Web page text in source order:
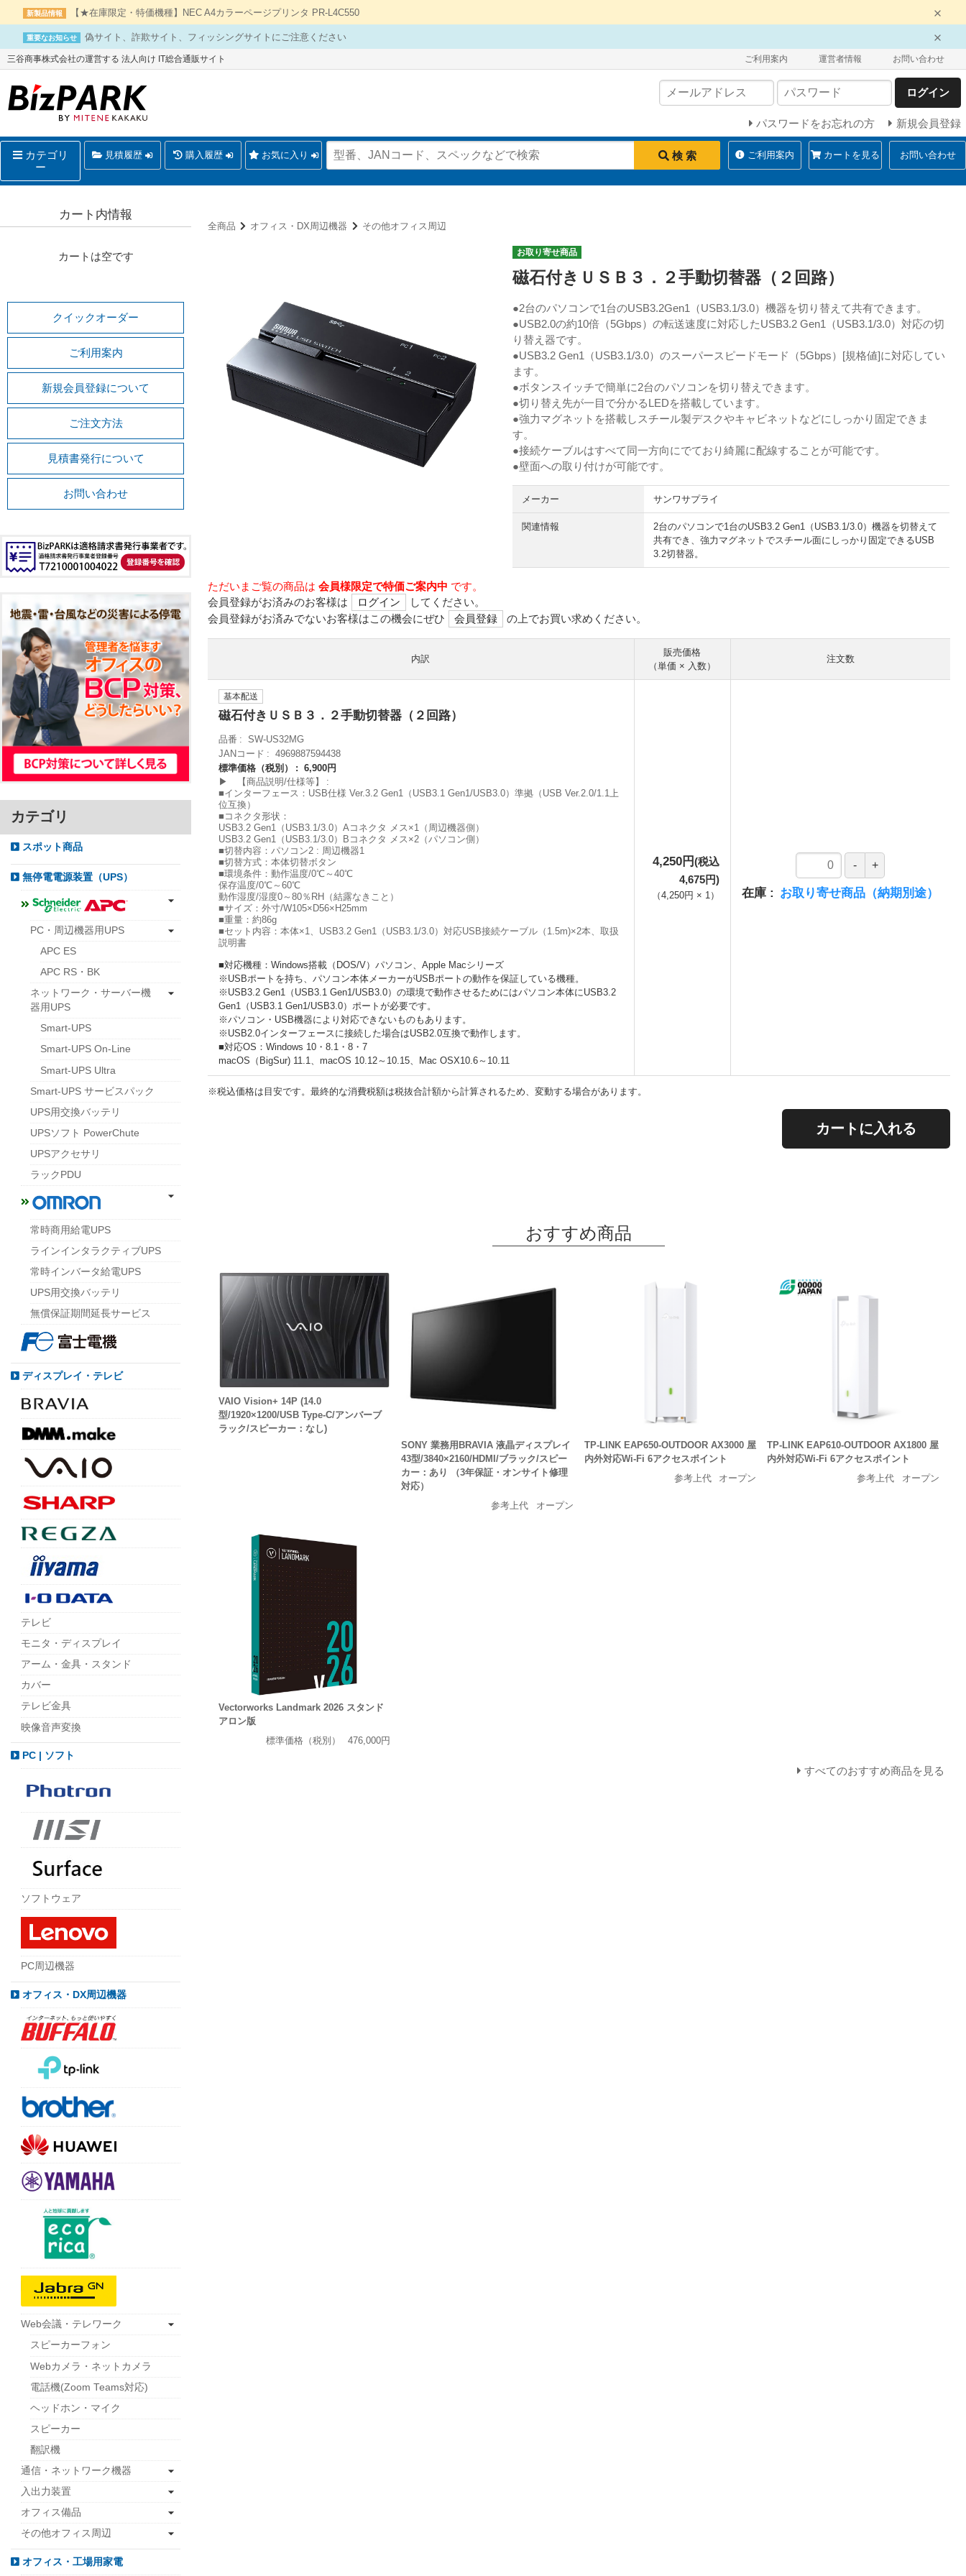
新製品情報 【★在庫限定・特価機種】NEC A4カラーページプリンタ PR-L4C550
重要なお知らせ 偽サイト、詐欺サイト、フィッシングサイトにご注意ください
三谷商事株式会社の運営する 法人向け IT総合通販サイト ご利用案内 運営者情報 お問い合わせ
ログイン
パスワードをお忘れの方 新規会員登録
カテゴリ
ー
見積履歴 購入履歴 お気に入り 検 索 ご利用案内 カートを見る お問い合わせ
全商品 オフィス・DX周辺機器 その他オフィス周辺
お取り寄せ商品
磁石付きＵＳＢ３．２手動切替器（２回路）
●2台のパソコンで1台のUSB3.2Gen1（USB3.1/3.0）機器を切り替えて共有できます。
●USB2.0の約10倍（5Gbps）の転送速度に対応したUSB3.2 Gen1（USB3.1/3.0）対応の切
り替え器です。
●USB3.2 Gen1（USB3.1/3.0）のスーパースピードモード（5Gbps）[規格値]に対応してい
ます。
●ボタンスイッチで簡単に2台のパソコンを切り替えできます。
●切り替え先が一目で分かるLEDを搭載しています。
●強力マグネットを搭載しスチール製デスクやキャビネットなどにしっかり固定できま
す。
●接続ケーブルはすべて同一方向にでており綺麗に配線することが可能です。
●壁面への取り付けが可能です。
メーカー サンワサプライ
関連情報
2台のパソコンで1台のUSB3.2 Gen1（USB3.1/3.0）機器を切替えて
共有でき、強力マグネットでスチール面にしっかり固定できるUSB
3.2切替器。
ただいまご覧の商品は 会員様限定で特価ご案内中 です。
会員登録がお済みのお客様は
ログイン
してください。
会員登録がお済みでないお客様はこの機会にぜひ
会員登録 の上でお買い求めください。
内訳
販売価格
（単価 × 入数）
注文数
基本配送
磁石付きＵＳＢ３．２手動切替器（２回路）
品番
SW-US32MG
JANコード
4969887594438
標準価格（税別）
6,900円
▶ 【商品説明/仕様等】
■インターフェース：USB仕様 Ver.3.2 Gen1（USB3.1 Gen1/USB3.0）準拠（USB Ver.2.0/1.1上
位互換）
■コネクタ形状：
USB3.2 Gen1（USB3.1/3.0）Aコネクタ メス×1（周辺機器側）
USB3.2 Gen1（USB3.1/3.0）Bコネクタ メス×2（パソコン側）
■切替内容：パソコン2 : 周辺機器1
■切替方式：本体切替ボタン
■環境条件：動作温度/0℃～40℃
保存温度/0℃～60℃
動作湿度/湿度0～80％RH（結露なきこと）
■サイズ：外寸/W105×D56×H25mm
■重量：約86g
■セット内容：本体×1、USB3.2 Gen1（USB3.1/3.0）対応USB接続ケーブル（1.5m)×2本、取扱
説明書
■対応機種：Windows搭載（DOS/V）パソコン、Apple Macシリーズ
※USBポートを持ち、パソコン本体メーカーがUSBポートの動作を保証している機種。
※USB3.2 Gen1（USB3.1 Gen1/USB3.0）の環境で動作させるためにはパソコン本体にUSB3.2
Gen1（USB3.1 Gen1/USB3.0）ポートが必要です。
※パソコン・USB機器により対応できないものもあります。
※USB2.0インターフェースに接続した場合はUSB2.0互換で動作します。
■対応OS：Windows 10・8.1・8・7
macOS（BigSur) 11.1、macOS 10.12～10.15、Mac OSX10.6～10.11
4,250円(税込
4,675円)
（4,250円 × 1 ） 在庫 お取り寄せ商品（納期別途）
※税込価格は目安です。最終的な消費税額は税抜合計額から計算されるため、変動する場合があります。
カートに入れる
おすすめ商品
VAIO Vision+ 14P (14.0
型/1920×1200/USB Type-C/アンバーブ
ラック/スピーカー：なし)
SONY 業務用BRAVIA 液晶ディスプレイ
43型/3840×2160/HDMI/ブラック/スピー
カー：あり （3年保証・オンサイト修理
対応）
参考上代
オープン
TP-LINK EAP650-OUTDOOR AX3000 屋
内外対応Wi-Fi 6アクセスポイント
参考上代
オープン
TP-LINK EAP610-OUTDOOR AX1800 屋
内外対応Wi-Fi 6アクセスポイント
参考上代
オープン
Vectorworks Landmark 2026 スタンド
アロン版
標準価格（税別）
476,000円
すべてのおすすめ商品を見る
カート内情報
カートは空です
クイックオーダー
ご利用案内
新規会員登録について
ご注文方法
見積書発行について
お問い合わせ
カテゴリ
スポット商品
無停電電源装置（UPS）
PC・周辺機器用UPS
APC ES
APC RS・BK
ネットワーク・サーバー機
器用UPS
Smart-UPS
Smart-UPS On-Line
Smart-UPS Ultra
Smart-UPS サービスパック
UPS用交換バッテリ
UPSソフト PowerChute
UPSアクセサリ
ラックPDU
常時商用給電UPS
ラインインタラクティブUPS
常時インバータ給電UPS
UPS用交換バッテリ
無償保証期間延長サービス
ディスプレイ・テレビ
テレビ
モニタ・ディスプレイ
アーム・金具・スタンド
カバー
テレビ金具
映像音声変換
PC | ソフト
ソフトウェア
PC周辺機器
オフィス・DX周辺機器
Web会議・テレワーク
スピーカーフォン
Webカメラ・ネットカメラ
電話機(Zoom Teams対応)
ヘッドホン・マイク
スピーカー
翻訳機
通信・ネットワーク機器
入出力装置
オフィス備品
その他オフィス周辺
オフィス・工場用家電